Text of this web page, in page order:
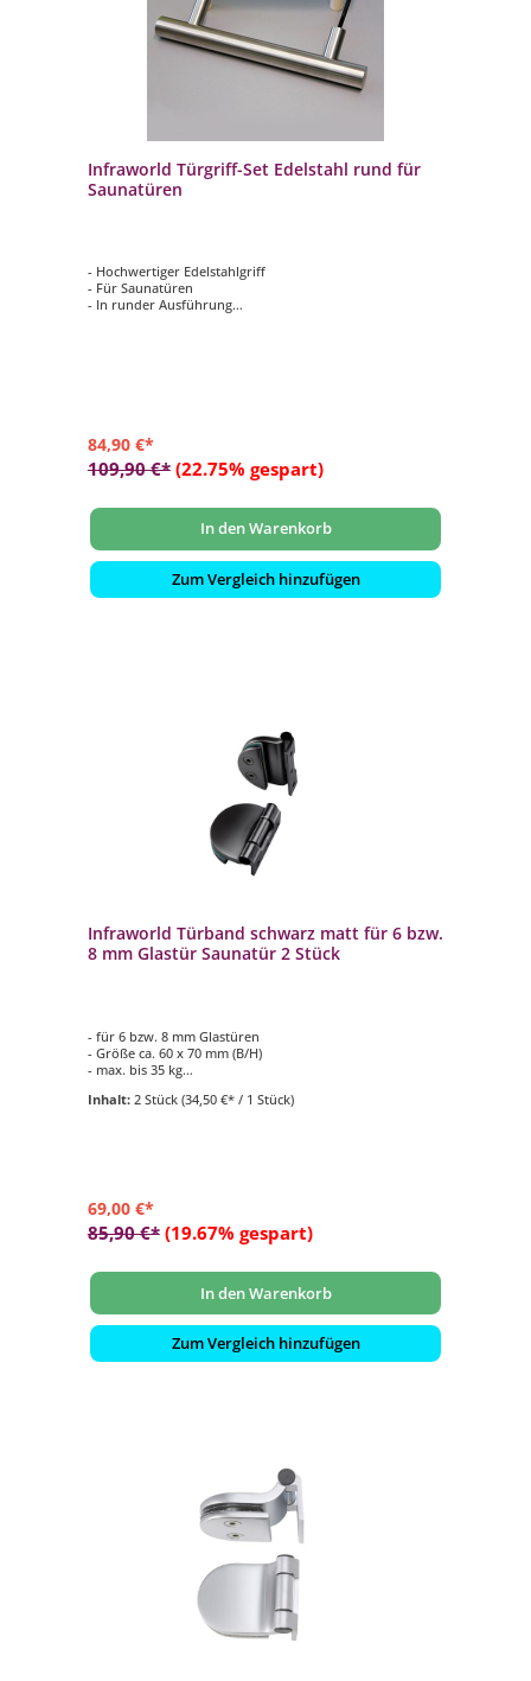
Infraworld Türgriff-Set Edelstahl rund für
Saunatüren
- Hochwertiger Edelstahlgriff
- Für Saunatüren
- In runder Ausführung
84,90 €*
109,90 €* (22.75% gespart)
In den Warenkorb
Zum Vergleich hinzufügen
Infraworld Türband schwarz matt für 6 bzw.
8 mm Glastür Saunatür 2 Stück
- für 6 bzw. 8 mm Glastüren
- Größe ca. 60 x 70 mm (B/H)
- max. bis 35 kg
- Lieferumfang: 2 Stück
Inhalt: 2 Stück (34,50 €* / 1 Stück)
69,00 €*
85,90 €* (19.67% gespart)
In den Warenkorb
Zum Vergleich hinzufügen